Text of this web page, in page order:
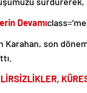
Devamı
Karahan, son